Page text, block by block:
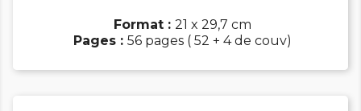
Format : 21 x 29,7 cm
Pages : 56 pages ( 52 + 4 de couv)